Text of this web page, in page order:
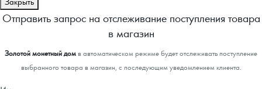
Отправить запрос на отслеживание поступления товара
в магазин
Золотой монетный домв автоматическом режиме будет отслеживать поступление
выбранного товара в магазин, с последующим уведомлением клиента.